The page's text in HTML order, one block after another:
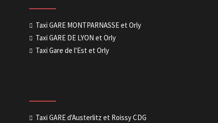
Taxi GARE MONTPARNASSE et Orly
Taxi GARE DE LYON et Orly
Taxi Gare de l'Est et Orly
Taxi GARE d'Austerlitz et Roissy CDG